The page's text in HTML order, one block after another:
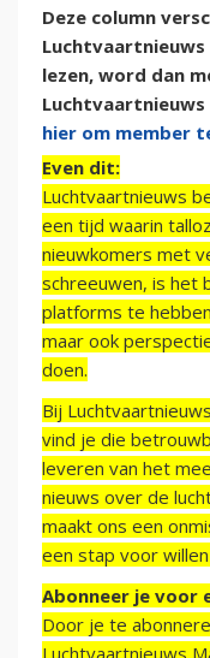
Deze column
Luchtvaartnieuws
lezen, word dan
hier om member
Even dit:
Luchtvaartnieuws
een tijd waarin
nieuwkomers met
schreeuwen, is het
platforms te
maar ook
doen.
Bij
vind je die
leveren van het
nieuws over de
maakt ons een
een stap voor
Abonneer je voor
Door je te